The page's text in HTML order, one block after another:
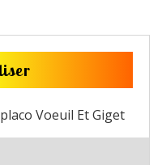
Voeuil Et Giget